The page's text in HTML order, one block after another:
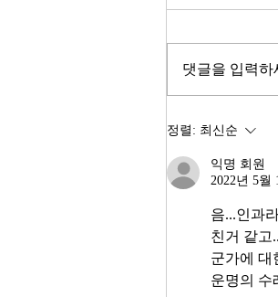
2026년이 밝
동안 8.71%
다. 숫자만 보
그러나 상가
업 신고가 줄
10명 중 4명
댓글을 입력하
정렬: 최신순
익명 회원
2022년 5월
음...인과
친거 같고
군가에 대
운명의 수